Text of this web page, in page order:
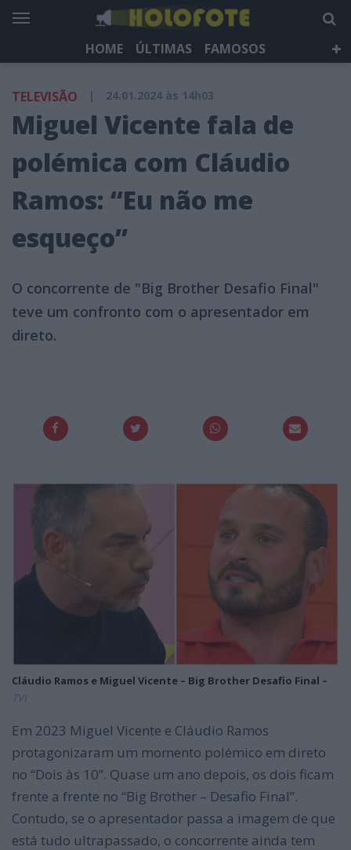
HOME ÚLTIMAS
FAMOSOS
HOLOFOTE TV
NEWSLETTER
TELEVISÃO | 24.01.2024 às 14h03
Miguel Vicente fala de
polémica com Cláudio
Ramos: “Eu não me
esqueço”
O concorrente de "Big Brother Desafio Final"
teve um confronto com o apresentador em
direto.
Cláudio Ramos e Miguel Vicente – Big Brother Desafio Final –
TVI
Em 2023 Miguel Vicente e Cláudio Ramos
protagonizaram um momento polémico em direto
no “Dois às 10”. Quase um ano depois, os dois ficam
frente a frente no “Big Brother – Desafio Final”.
Contudo, se o apresentador passa a imagem de que
está tudo ultrapassado, o concorrente ainda tem